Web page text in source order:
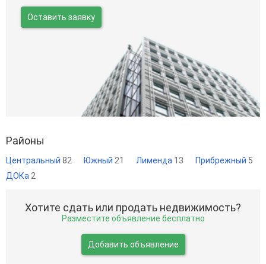
Оставить заявку
Районы
Центральный 82 Южный 21 Лименда 13 Прибрежный 5
ДОКа 2
Хотите сдать или продать недвижимость?
Разместите объявление бесплатно
Добавить объявление